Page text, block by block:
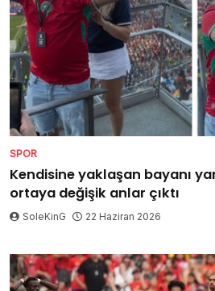
SPOR
Kendisine yaklaşan bayanı
ortaya değişik anlar çıktı
SoleKinG 22 Haziran 2026